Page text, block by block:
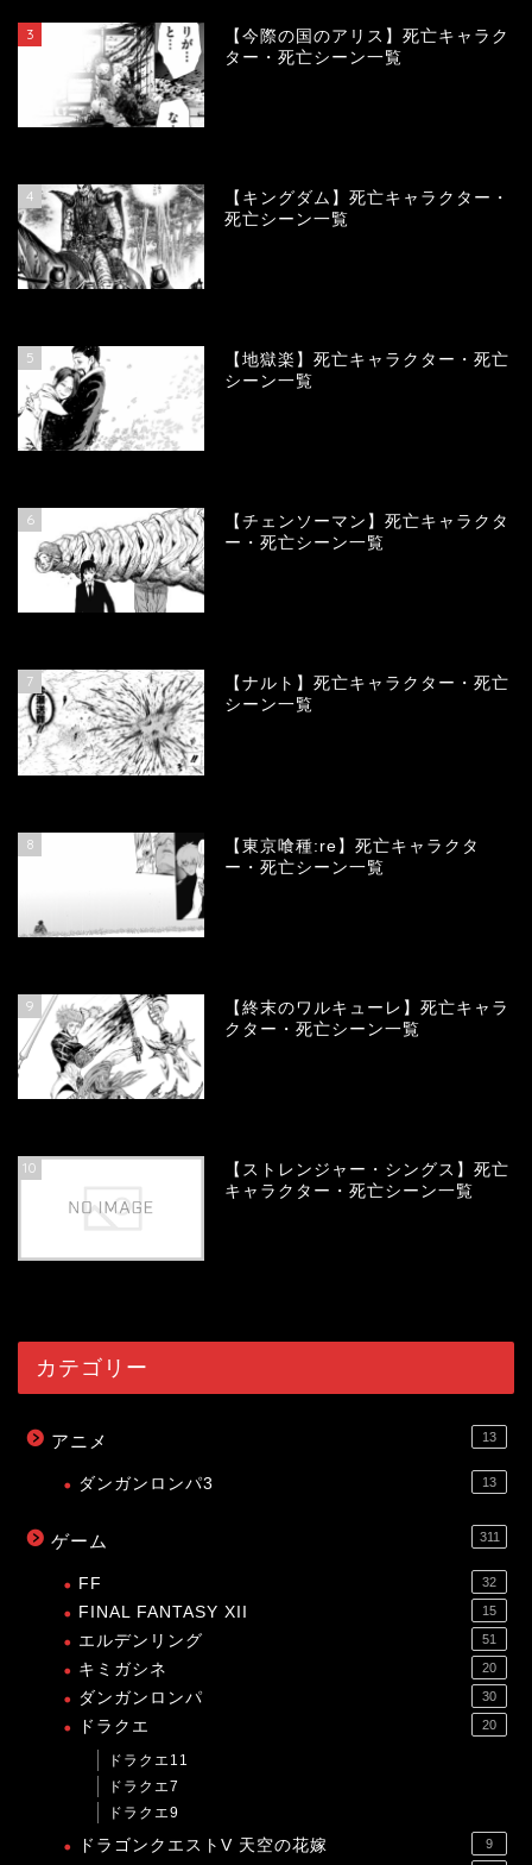
3
【今際の国のアリス】死亡キャラク
ター・死亡シーン一覧
4
【キングダム】死亡キャラクター・
死亡シーン一覧
5
【地獄楽】死亡キャラクター・死亡
シーン一覧
6
【チェンソーマン】死亡キャラクタ
ー・死亡シーン一覧
7
【ナルト】死亡キャラクター・死亡
シーン一覧
8
【東京喰種:re】死亡キャラクタ
ー・死亡シーン一覧
9
【終末のワルキューレ】死亡キャラ
クター・死亡シーン一覧
10
【ストレンジャー・シングス】死亡
キャラクター・死亡シーン一覧
カテゴリー
アニメ 13
ダンガンロンパ3 13
ゲーム 311
FF 32
FINAL FANTASY XII 15
エルデンリング 51
キミガシネ 20
ダンガンロンパ 30
ドラクエ 20
ドラクエ11
ドラクエ7
ドラクエ9
ドラゴンクエストV 天空の花嫁 9